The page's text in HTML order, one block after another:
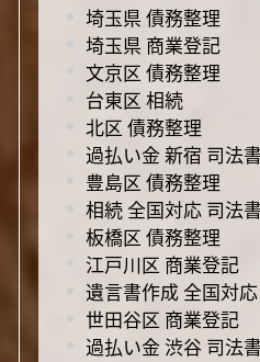
埼玉県 債務整理
埼玉県 商業登記
文京区 債務整理
台東区 相続
北区 債務整理
過払い金 新宿 司法
豊島区 債務整理
相続 全国対応 司法
板橋区 債務整理
江戸川区 商業登記
遺言書作成 全国対
世田谷区 商業登記
過払い金 渋谷 司法